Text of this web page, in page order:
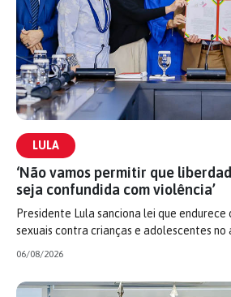
LULA
‘Não vamos permitir que
seja confundida com violência’
Presidente Lula sanciona lei que endurece
sexuais contra crianças e adolescentes
06/08/2026